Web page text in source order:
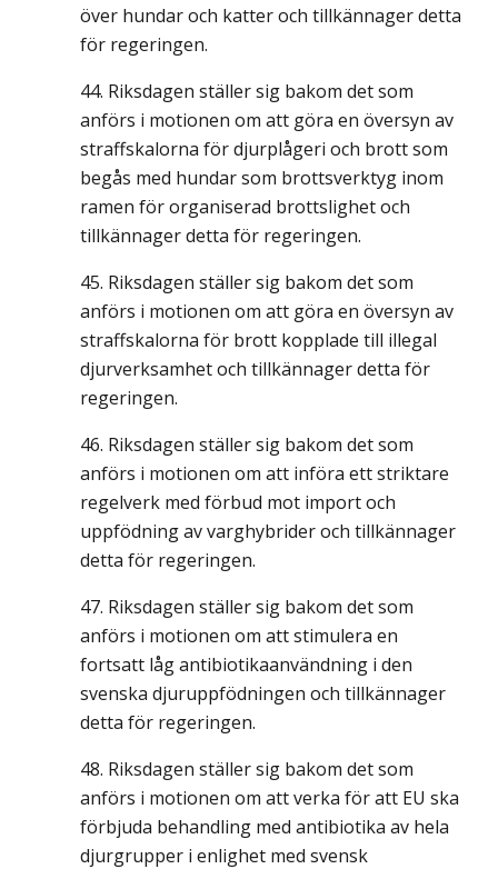
över hundar och katter och tillkännager detta
för regeringen.
Riksdagen ställer sig bakom det som
anförs i motionen om att göra en översyn av
straffskalorna för djurplågeri och brott som
begås med hundar som brottsverktyg inom
ramen för organiserad brottslighet och
tillkännager detta för regeringen.
Riksdagen ställer sig bakom det som
anförs i motionen om att göra en översyn av
straffskalorna för brott kopplade till illegal
djurverksamhet och tillkännager detta för
regeringen.
Riksdagen ställer sig bakom det som
anförs i motionen om att införa ett striktare
regelverk med förbud mot import och
uppfödning av varghybrider och tillkännager
detta för regeringen.
Riksdagen ställer sig bakom det som
anförs i motionen om att stimulera en
fortsatt låg antibiotikaanvändning i den
svenska djuruppfödningen och tillkännager
detta för regeringen.
Riksdagen ställer sig bakom det som
anförs i motionen om att verka för att EU ska
förbjuda behandling med antibiotika av hela
djurgrupper i enlighet med svensk